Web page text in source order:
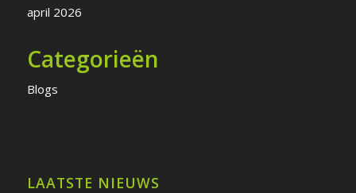
april 2026
Categorieën
Blogs
LAATSTE NIEUWS